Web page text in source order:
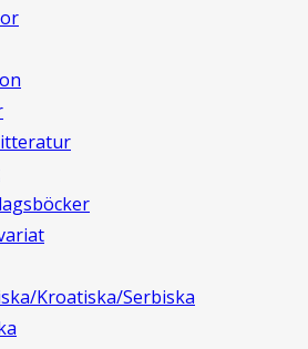
Kroatiska/Serbiska